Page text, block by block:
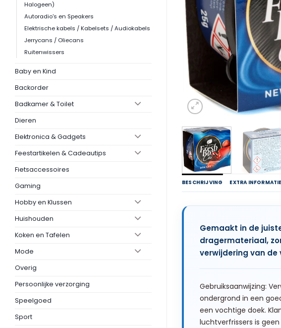
Halogeen)
Autoradio's en Speakers
Elektrische kabels / Kabelsets / Audiokabels
Jerrycans / Oliecans
Ruitenwissers
Baby en Kind
Backorder
Badkamer & Toilet
Dieren
Elektronica & Gadgets
Feestartikelen & Cadeautips
Fietsaccessoires
Gaming
Hobby en Klussen
Huishouden
Koken en Tafelen
Mode
Overig
Persoonlijke verzorging
Speelgoed
Sport
BESCHRIJVING EXTRA INFORMATIE
Gemaakt in de
dragermateriaal,
verwijdering van de
Gebruiksaanwijzing:
ondergrond in een
een vochtige doek.
luchtverfrissers is